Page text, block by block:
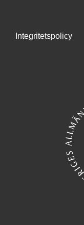
Integritetspolicy